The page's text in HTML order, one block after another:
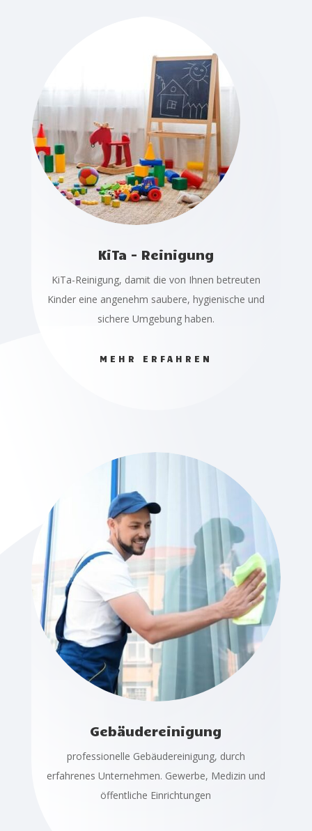
KiTa - Reinigung
KiTa-Reinigung, damit die von Ihnen betreuten
Kinder eine angenehm saubere, hygienische und
sichere Umgebung haben.
MEHR ERFAHREN
Gebäudereinigung
professionelle Gebäudereinigung, durch
erfahrenes Unternehmen. Gewerbe, Medizin und
öffentliche Einrichtungen